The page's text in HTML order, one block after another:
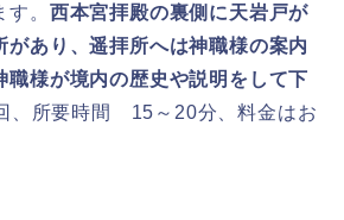
。 西本宮拝殿の裏側に天岩戸が
があり、遥拝所へは神職様の案内
職様が境内の歴史や説明をして下
、所要時間 15～20分、料金はお